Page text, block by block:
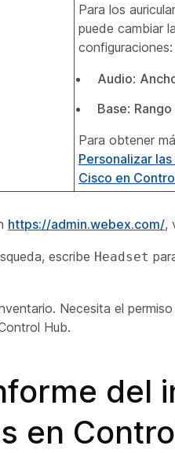
Para los
puede cambiar
configuraciones:
Audio:
Base:
Para obtener
Personalizar
Cisco en
https://admin.webex.com/,
escribe Headset
Necesita el
Hub.
del
en